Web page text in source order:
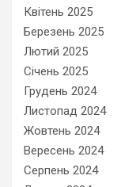
Квітень 2025
Березень 2025
Лютий 2025
Січень 2025
Грудень 2024
Листопад 2024
Жовтень 2024
Вересень 2024
Серпень 2024